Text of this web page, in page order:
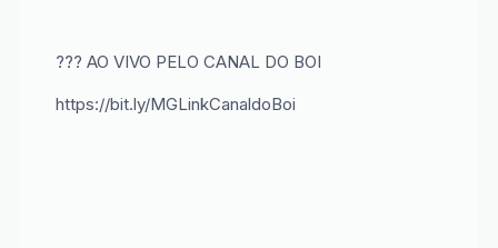
??? AO VIVO PELO CANAL DO BOI
https://bit.ly/MGLinkCanaldoBoi